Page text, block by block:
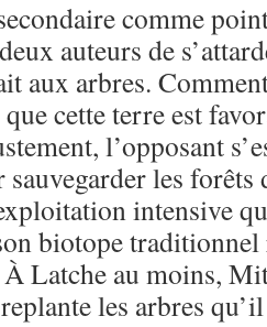
comme
auteurs de
aux arbres.
cette terre est
l’opposant
sauvegarder les
intensive
biotope traditionnel
À Latche au moins,
les arbres